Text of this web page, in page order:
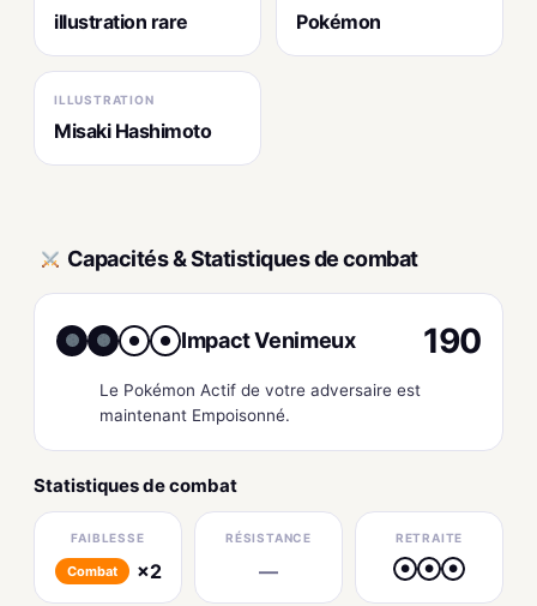
illustration rare Pokémon
ILLUSTRATION
Misaki Hashimoto
Capacités & Statistiques de combat
● ● Impact Venimeux 190
Le Pokémon Actif de votre adversaire est
maintenant Empoisonné.
Statistiques de combat
FAIBLESSE
Combat ×2
RÉSISTANCE
—
RETRAITE
● ● ●